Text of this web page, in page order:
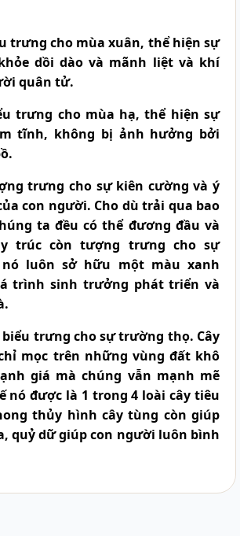
trưng cho mùa xuân, thể hiện sự
dồi dào và mãnh liệt và khí
quân tử.
trưng cho mùa hạ, thể hiện sự
tĩnh, không bị ảnh hưởng bởi
trưng cho sự kiên cường và ý
con người. Cho dù trải qua bao
ta đều có thể đương đầu và
trúc còn tượng trưng cho sự
luôn sở hữu một màu xanh
trình sinh trưởng phát triển và
biểu trưng cho sự trường thọ. Cây
mọc trên những vùng đất khô
giá mà chúng vẫn mạnh mẽ
nó được là 1 trong 4 loài cây tiêu
thủy hình cây tùng còn giúp
quỷ dữ giúp con người luôn bình